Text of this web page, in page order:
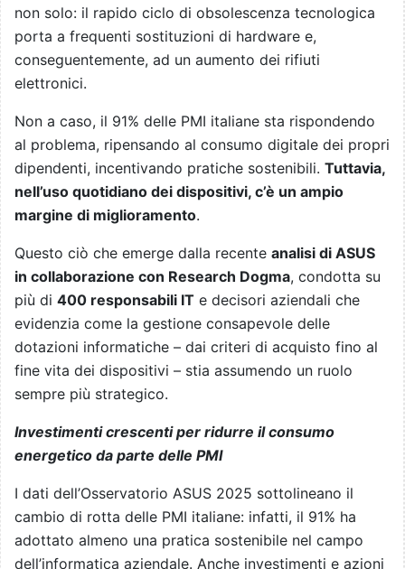
non solo: il rapido ciclo di obsolescenza tecnologica
porta a frequenti sostituzioni di hardware e,
conseguentemente, ad un aumento dei rifiuti
elettronici.
Non a caso, il 91% delle PMI italiane sta rispondendo
al problema, ripensando al consumo digitale dei propri
dipendenti, incentivando pratiche sostenibili. Tuttavia,
nell’uso quotidiano dei dispositivi, c’è un ampio
margine di miglioramento.
Questo ciò che emerge dalla recente analisi di ASUS
in collaborazione con Research Dogma, condotta su
più di 400 responsabili IT e decisori aziendali che
evidenzia come la gestione consapevole delle
dotazioni informatiche – dai criteri di acquisto fino al
fine vita dei dispositivi – stia assumendo un ruolo
sempre più strategico.
Investimenti crescenti per ridurre il consumo
energetico da parte delle PMI
I dati dell’Osservatorio ASUS 2025 sottolineano il
cambio di rotta delle PMI italiane: infatti, il 91% ha
adottato almeno una pratica sostenibile nel campo
dell’informatica aziendale. Anche investimenti e azioni